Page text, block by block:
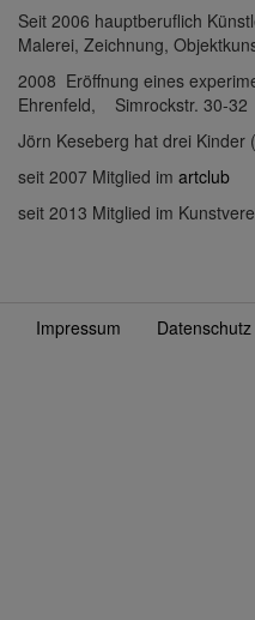
Seit 2006 hauptberuflich
Malerei, Zeichnung,
2008 Eröffnung eines
Ehrenfeld, Simrockstr. 30-32
Jörn Keseberg hat drei Kinder
seit 2007 Mitglied im artclub
seit 2013 Mitglied im
Fußzeile
Impressum Datenschutz